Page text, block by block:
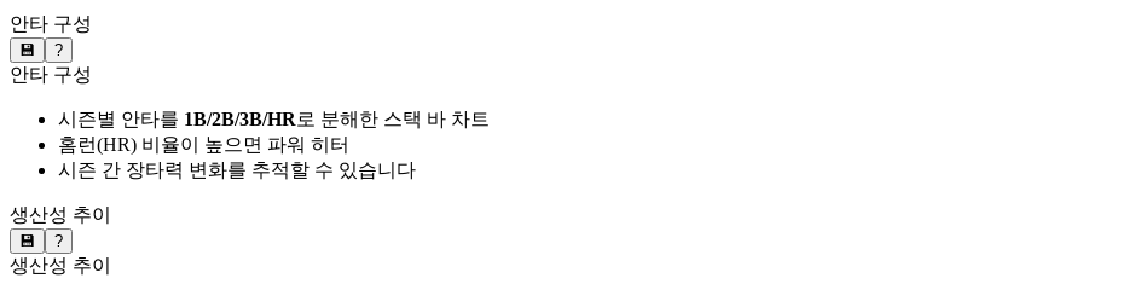
안타 구성
💾 ?
안타 구성
시즌별 안타를 1B/2B/3B/HR로 분해한 스택 바 차트
홈런(HR) 비율이 높으면 파워 히터
시즌 간 장타력 변화를 추적할 수 있습니다
생산성 추이
💾 ?
생산성 추이